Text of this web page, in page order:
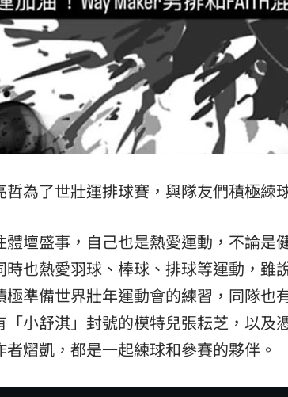
為了世壯運排球賽，與隊友們積極練
體壇盛事，自己也是熱愛運動，不論是
時也熱愛羽球、棒球、排球等運動，雖
準備世界壯年運動會的練習，同隊也
「小舒淇」封號的模特兒張耘芝，以及
熠凱，都是一起練球和參賽的夥伴。